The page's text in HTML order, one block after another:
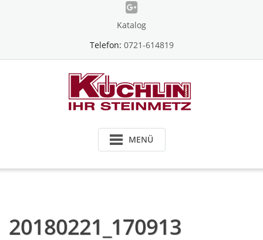
Katalog
Telefon: 0721-614819
MENÜ
20180221_170913